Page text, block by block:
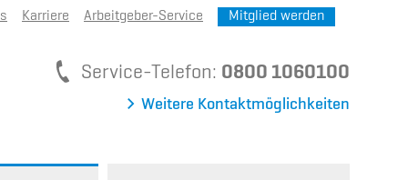
Karriere Arbeitgeber-Service Mitglied werden
Service-Telefon: Service-Telefon
0800 1060100
Weitere Kontaktmöglichkeiten